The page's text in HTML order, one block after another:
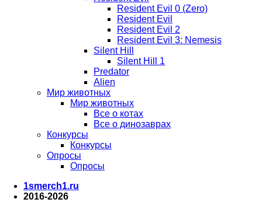
Resident Evil 0 (Zero)
Resident Evil
Resident Evil 2
Resident Evil 3: Nemesis
Silent Hill
Silent Hill 1
Predator
Alien
Мир животных
Мир животных
Все о котах
Все о динозаврах
Конкурсы
Конкурсы
Опросы
Опросы
1smerch1.ru
2016-2026